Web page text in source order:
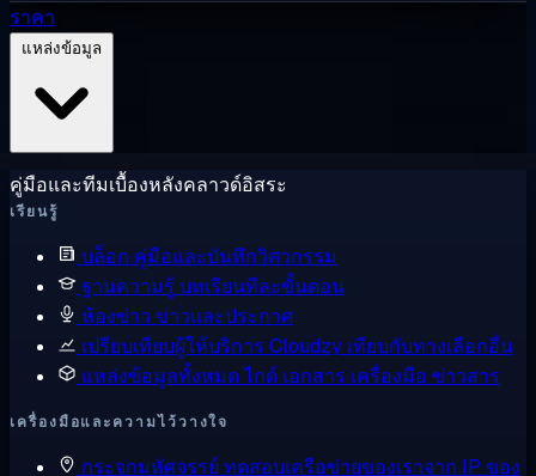
ราคา
คู่มือและทีมเบื้องหลังคลาวด์อิสระ
เรียนรู้
บล็อก คู่มือและบันทึกวิศวกรรม
ฐานความรู้ บทเรียนทีละขั้นตอน
ห้องข่าว ข่าวและประกาศ
เปรียบเทียบผู้ให้บริการ Cloudzy เทียบกับทางเลือกอื่น
แหล่งข้อมูลทั้งหมดไกด์ เอกสาร เครื่องมือ ข่าวสาร
เครื่องมือและความไว้วางใจ
กระจกมหัศจรรย์ ทดสอบเครือข่ายของเราจาก IP ของ